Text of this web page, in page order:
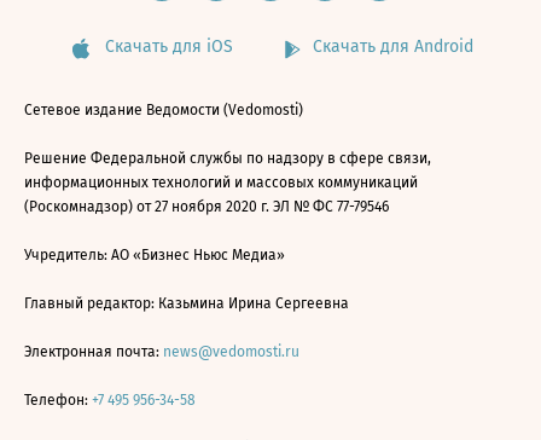
Скачать для iOS Скачать для Android
Сетевое издание Ведомости (Vedomosti)
Решение Федеральной службы по надзору в сфере связи,
информационных технологий и массовых коммуникаций
(Роскомнадзор) от 27 ноября 2020 г. ЭЛ № ФС 77-79546
Учредитель: АО «Бизнес Ньюс Медиа»
Главный редактор: Казьмина Ирина Сергеевна
Электронная почта: news@vedomosti.ru
Телефон: +7 495 956-34-58